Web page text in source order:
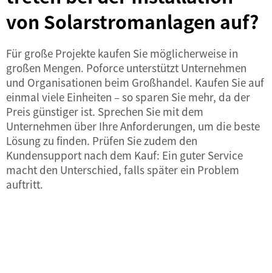
von Solarstromanlagen auf?
Für große Projekte kaufen Sie möglicherweise in
großen Mengen. Poforce unterstützt Unternehmen
und Organisationen beim Großhandel. Kaufen Sie auf
einmal viele Einheiten – so sparen Sie mehr, da der
Preis günstiger ist. Sprechen Sie mit dem
Unternehmen über Ihre Anforderungen, um die beste
Lösung zu finden. Prüfen Sie zudem den
Kundensupport nach dem Kauf: Ein guter Service
macht den Unterschied, falls später ein Problem
auftritt.